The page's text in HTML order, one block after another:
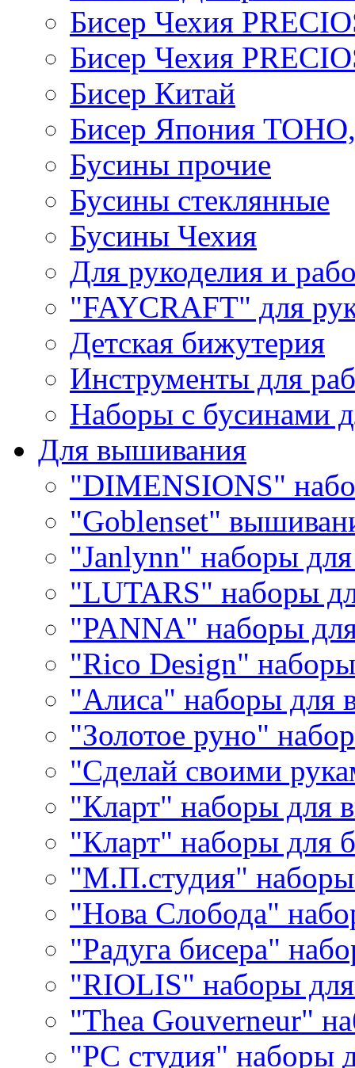
Бисер Чехия
Бисер Чехия
Бисер Китай
Бисер Япония
Бусины прочие
Бусины стеклянные
Бусины Чехия
Для рукоделия и
"FAYCRAFT" для
Детская бижутерия
Инструменты для
Наборы с бусинами
Для вышивания
"DIMENSIONS"
"Goblenset"
"Janlynn" наборы
"LUTARS" наборы
"PANNA" наборы
"Rico Design"
"Алиса" наборы для
"Золотое руно"
"Сделай своими
"Кларт" наборы для
"Кларт" наборы для
"М.П.студия"
"Нова Слобода"
"Радуга бисера"
"RIOLIS" наборы
"Thea Gouverneur"
"РС студия" наборы